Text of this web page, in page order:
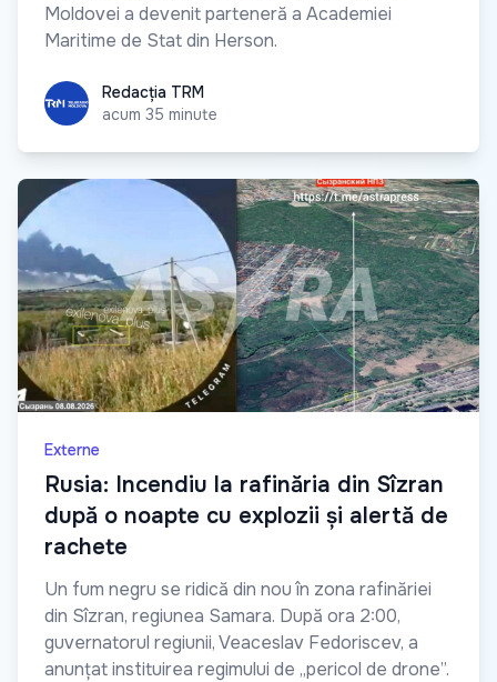
Moldovei a devenit parteneră a Academiei
Maritime de Stat din Herson.
Redacția TRM
Redacția TRM
acum 35 minute
Externe
Rusia: Incendiu la rafinăria din Sîzran
după o noapte cu explozii și alertă de
rachete
Un fum negru se ridică din nou în zona rafinăriei
din Sîzran, regiunea Samara. După ora 2:00,
guvernatorul regiunii, Veaceslav Fedoriscev, a
anunțat instituirea regimului de „pericol de drone”.